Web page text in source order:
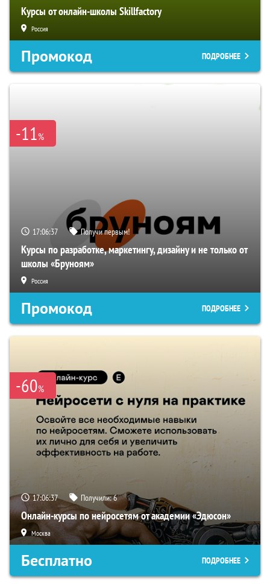
Курсы от онлайн-школы Skillfactory
Россия
Промокод ПОДРОБНЕЕ
-11%
17:06:36 Получи первым!
Курсы по разработке, маркетингу, дизайну и не только от
школы «Бруноям»
Россия
Промокод ПОДРОБНЕЕ
-60%
17:06:36 Получили:6
Онлайн-курсы по нейросетям от академии «Эдюсон»
Москва
Бесплатно ПОДРОБНЕЕ